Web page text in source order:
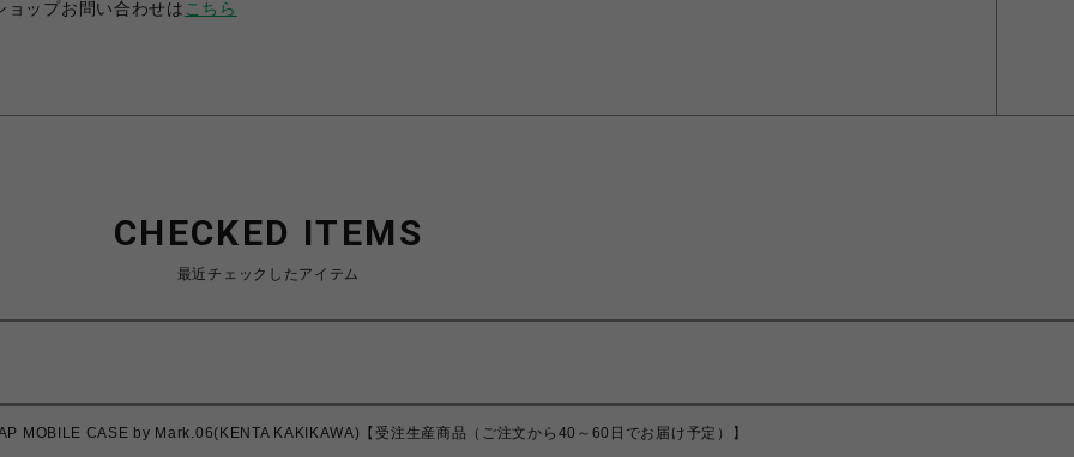
ョップお問い合わせは こちら
CHECKED ITEMS
最近チェックしたアイテム
MOBILE CASE by Mark.06(KENTA KAKIKAWA)【受注生産商品（ご注文から40～60日でお届け予定）】